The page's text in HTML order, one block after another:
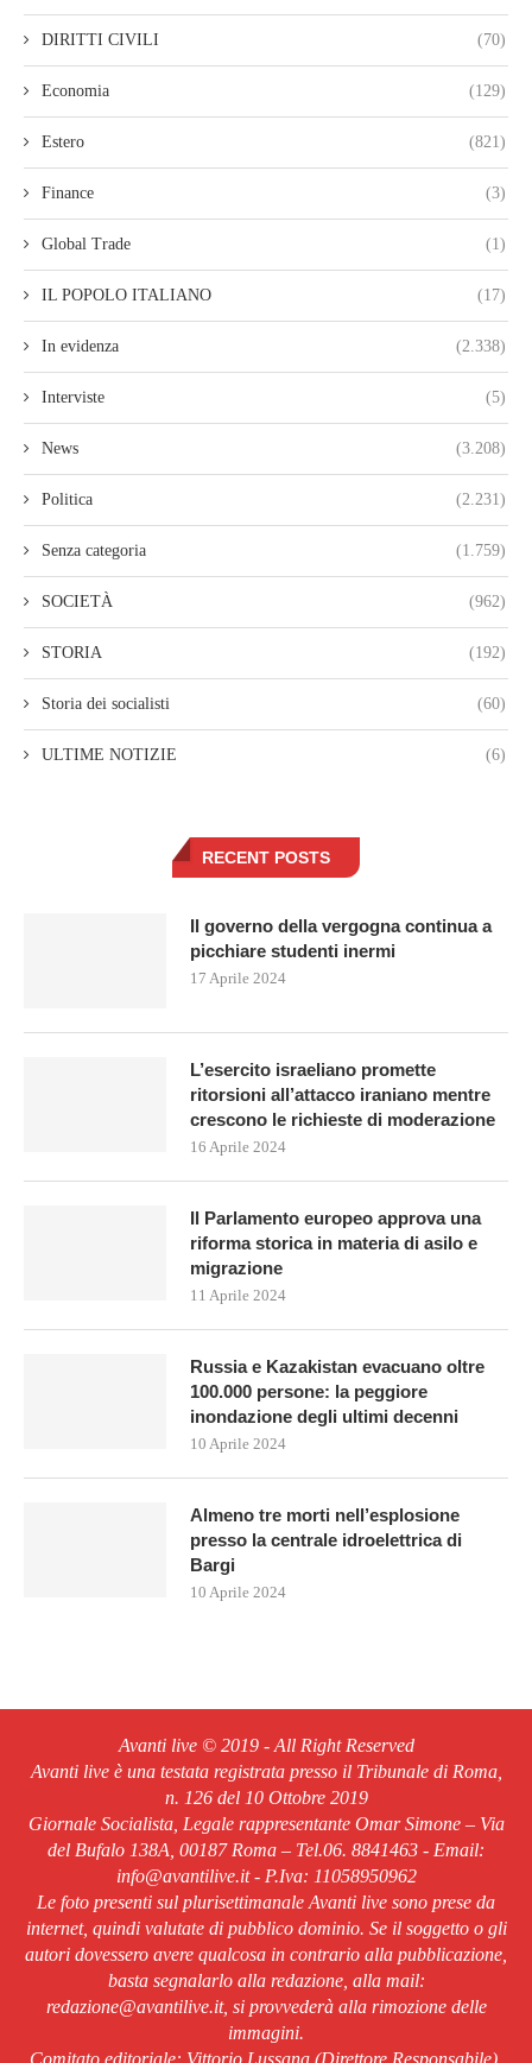
DIRITTI CIVILI (70)
Economia (129)
Estero (821)
Finance (3)
Global Trade (1)
IL POPOLO ITALIANO (17)
In evidenza (2.338)
Interviste (5)
News (3.208)
Politica (2.231)
Senza categoria (1.759)
SOCIETÀ (962)
STORIA (192)
Storia dei socialisti (60)
ULTIME NOTIZIE (6)
RECENT POSTS
Il governo della vergogna continua a
picchiare studenti inermi
17 Aprile 2024
L’esercito israeliano promette
ritorsioni all’attacco iraniano mentre
crescono le richieste di moderazione
16 Aprile 2024
Il Parlamento europeo approva una
riforma storica in materia di asilo e
migrazione
11 Aprile 2024
Russia e Kazakistan evacuano oltre
100.000 persone: la peggiore
inondazione degli ultimi decenni
10 Aprile 2024
Almeno tre morti nell’esplosione
presso la centrale idroelettrica di
Bargi
10 Aprile 2024
Avanti live © 2019 - All Right Reserved
Avanti live è una testata registrata presso il Tribunale di Roma,
n. 126 del 10 Ottobre 2019
Giornale Socialista, Legale rappresentante Omar Simone – Via
del Bufalo 138A, 00187 Roma – Tel.06. 8841463 - Email:
info@avantilive.it - P.Iva: 11058950962
Le foto presenti sul plurisettimanale Avanti live sono prese da
internet, quindi valutate di pubblico dominio. Se il soggetto o gli
autori dovessero avere qualcosa in contrario alla pubblicazione,
basta segnalarlo alla redazione, alla mail:
redazione@avantilive.it, si provvederà alla rimozione delle
immagini.